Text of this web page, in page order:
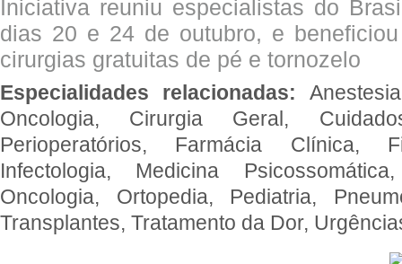
Iniciativa reuniu especialistas do
dias 20 e 24 de outubro, e
cirurgias gratuitas de pé e tornozelo
Especialidades relacionadas:
Oncologia, Cirurgia Geral,
Perioperatórios, Farmácia Clínica,
Infectologia, Medicina
Oncologia, Ortopedia, Pediatria,
Transplantes, Tratamento da Dor,